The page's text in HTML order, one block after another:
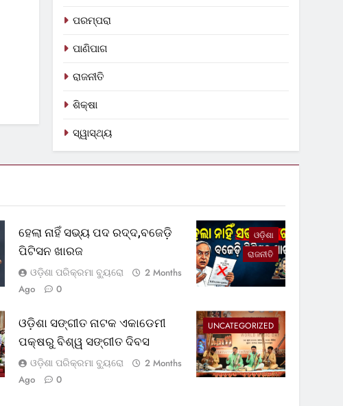
ପରମ୍ପରା
ପାଣିପାଗ
ରାଜନୀତି
ଶିକ୍ଷା
ସ୍ୱାସ୍ଥ୍ୟ
ଓଡ଼ିଶା
ରାଜନୀତି
ହେଲା ନାହିଁ ସଭ୍ୟ ପଦ ରଦ୍ଦ,ବଜେଡ଼ି
ପିଟିସନ ଖାରଜ
ଓଡ଼ିଶା ପରିକ୍ରମା ବ୍ୟୁରୋ
2 Months
Ago
0
UNCATEGORIZED
ଓଡ଼ିଶା ସଙ୍ଗୀତ ନାଟକ ଏକାଡେମୀ
ପକ୍ଷରୁ ବିଶ୍ୱ ସଙ୍ଗୀତ ଦିବସ
ଓଡ଼ିଶା ପରିକ୍ରମା ବ୍ୟୁରୋ
2 Months
Ago
0